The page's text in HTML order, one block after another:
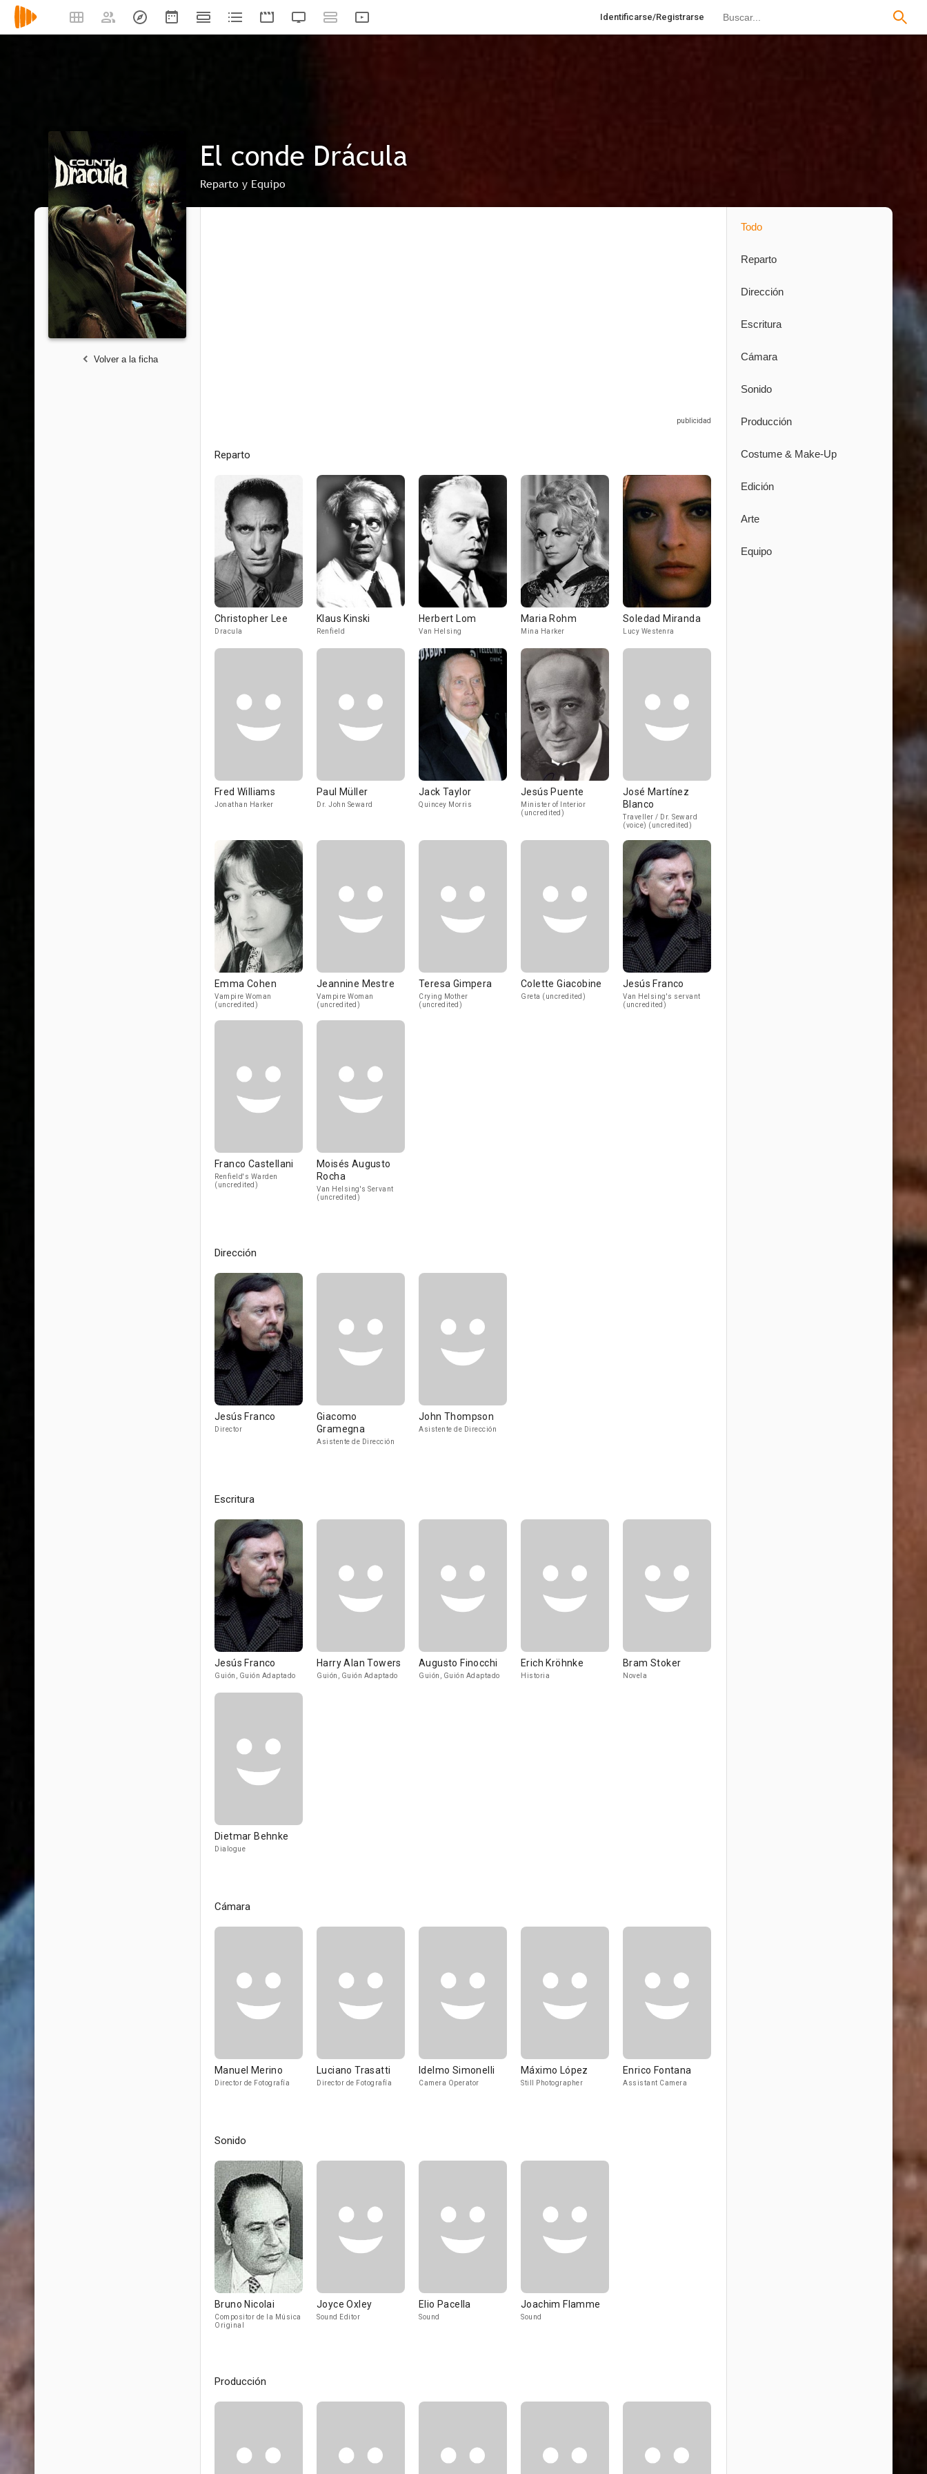
Identificarse/Registrarse
El conde Drácula
Reparto y Equipo
Volver a la ficha
Reparto
Christopher Lee
Dracula
Klaus Kinski
Renfield
Herbert Lom
Van Helsing
Maria Rohm
Mina Harker
Soledad Miranda
Lucy Westenra
Fred Williams
Jonathan Harker
Paul Müller
Dr. John Seward
Jack Taylor
Quincey Morris
Jesús Puente
Minister of Interior
(uncredited)
José Martínez
Blanco
Traveller / Dr. Seward
(voice) (uncredited)
Emma Cohen
Vampire Woman
(uncredited)
Jeannine Mestre
Vampire Woman
(uncredited)
Teresa Gimpera
Crying Mother
(uncredited)
Colette Giacobine
Greta (uncredited)
Jesús Franco
Van Helsing's servant
(uncredited)
Franco Castellani
Renfield's Warden
(uncredited)
Moisés Augusto
Rocha
Van Helsing's Servant
(uncredited)
Dirección
Jesús Franco
Director
Giacomo
Gramegna
Asistente de Dirección
John Thompson
Asistente de Dirección
Escritura
Jesús Franco
Guión, Guión Adaptado
Harry Alan Towers
Guión, Guión Adaptado
Augusto Finocchi
Guión, Guión Adaptado
Erich Kröhnke
Historia
Bram Stoker
Novela
Dietmar Behnke
Dialogue
Cámara
Manuel Merino
Director de Fotografía
Luciano Trasatti
Director de Fotografía
Idelmo Simonelli
Camera Operator
Máximo López
Still Photographer
Enrico Fontana
Assistant Camera
Sonido
Bruno Nicolai
Compositor de la Música
Original
Joyce Oxley
Sound Editor
Elio Pacella
Sound
Joachim Flamme
Sound
Producción
Todo
Reparto
Dirección
Escritura
Cámara
Sonido
Producción
Costume & Make-Up
Edición
Arte
Equipo